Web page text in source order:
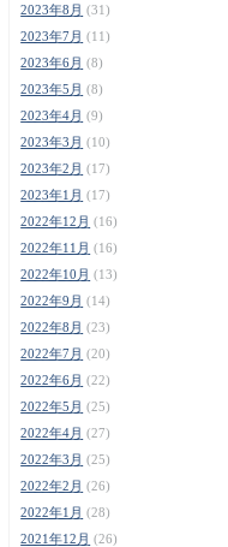
2023年8月 (31)
2023年7月 (11)
2023年6月 (8)
2023年5月 (8)
2023年4月 (9)
2023年3月 (10)
2023年2月 (17)
2023年1月 (17)
2022年12月 (16)
2022年11月 (16)
2022年10月 (13)
2022年9月 (14)
2022年8月 (23)
2022年7月 (20)
2022年6月 (22)
2022年5月 (25)
2022年4月 (27)
2022年3月 (25)
2022年2月 (26)
2022年1月 (28)
2021年12月 (26)